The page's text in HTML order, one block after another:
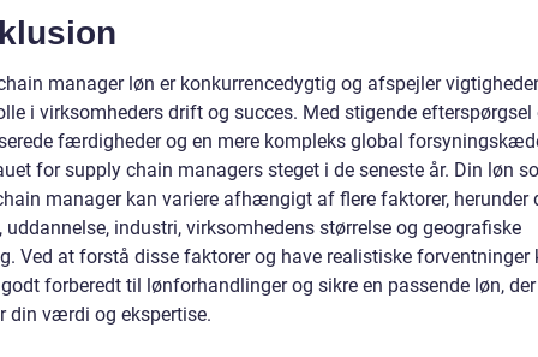
manager løn er konkurrencedygtig og afspejler
i virksomheders drift og succes. Med stigende efterspørgsel
færdigheder og en mere kompleks global
for supply chain managers steget i de seneste år. Din løn
manager kan variere afhængigt af flere faktorer, herunder
uddannelse, industri, virksomhedens størrelse og geografiske
Ved at forstå disse faktorer og have realistiske forventninger
forberedt til lønforhandlinger og sikre en passende løn, der
din værdi og ekspertise.